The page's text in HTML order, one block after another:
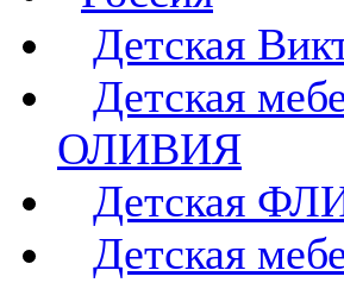
Детская
Детская
ОЛИВИЯ
Детская
Детская